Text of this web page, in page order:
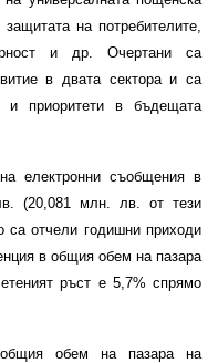
на потребителите,
и др. Очертани са
в двата сектора и са
и приоритети в бъдещата
електронни съобщения в
(20,081 млн. лв. от тези
са отчели годишни приходи
в общия обем на пазара
ръст е 5,7% спрямо
обем на пазара на